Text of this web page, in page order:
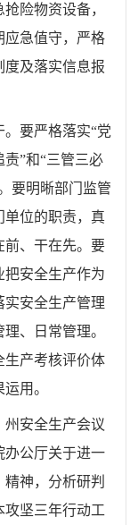
险物资设备，
应急值守，严格
度及落实信息报
要严格落实“党
”和“三管三必
要明晰部门监管
单位的职责，真
前、干在先。要
把安全生产作为
实安全生产管理
、日常管理。
生产考核评价体
用。
州安全生产会议
办公厅关于进一
神，分析研判
攻坚三年行动工